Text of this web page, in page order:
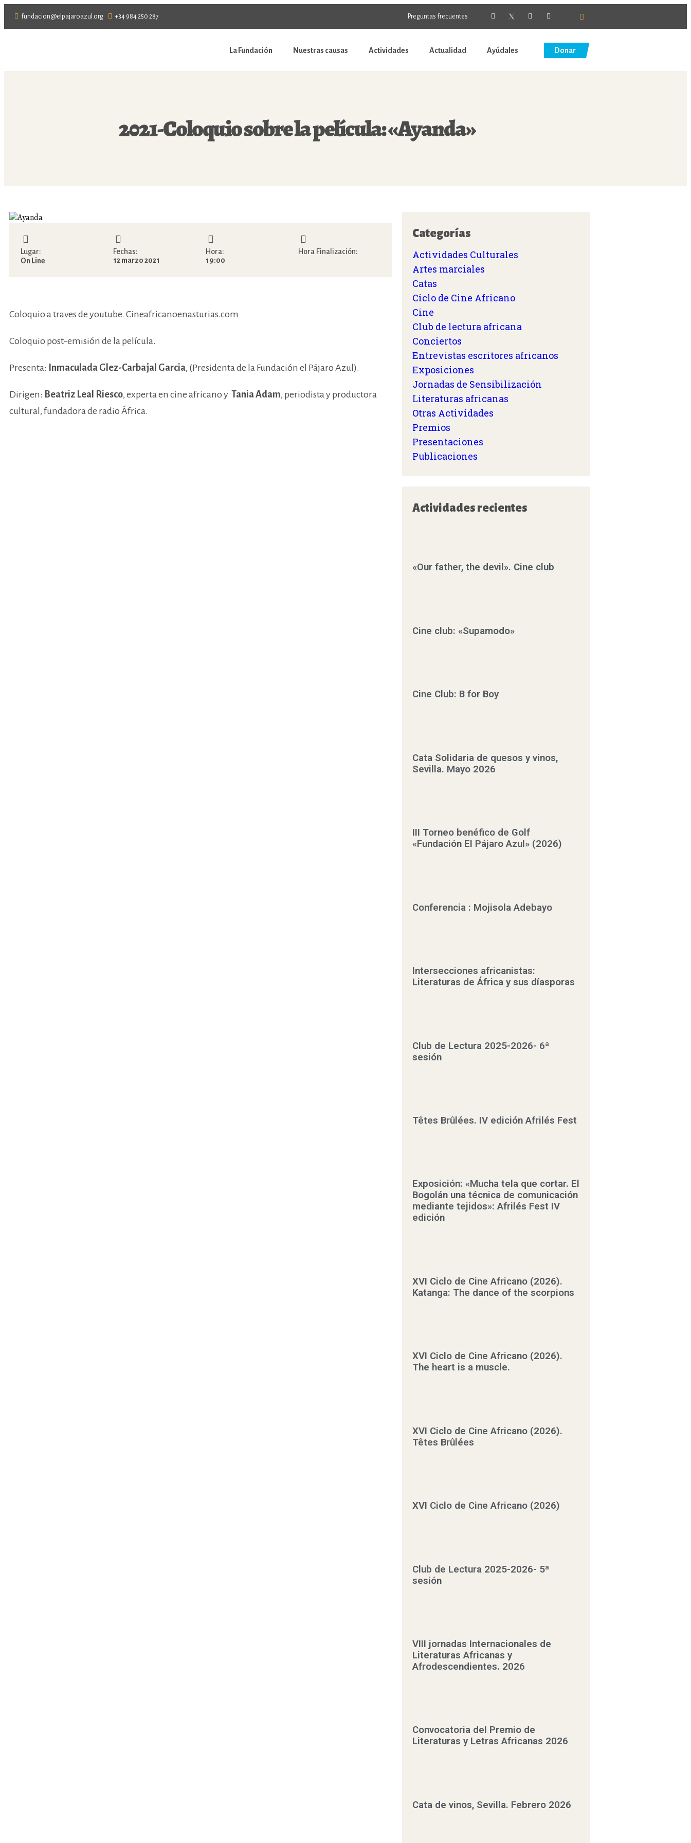
fundacion@elpajaroazul.org +34 984 250 287 Preguntas frecuentes
La Fundación Nuestras causas Actividades Actualidad Ayúdales Donar
2021-Coloquio sobre la película: «Ayanda»
Lugar:
On Line
Fechas:
12 marzo 2021
Hora:
19:00
Hora Finalización:
Coloquio a traves de youtube. Cineafricanoenasturias.com
Coloquio post-emisión de la película.
Presenta: Inmaculada Glez-Carbajal Garcia, (Presidenta de la Fundación el Pájaro Azul).
Dirigen: Beatriz Leal Riesco, experta en cine africano y Tania Adam, periodista y productora
cultural, fundadora de radio África.
Categorías
Actividades Culturales
Artes marciales
Catas
Ciclo de Cine Africano
Cine
Club de lectura africana
Conciertos
Entrevistas escritores africanos
Exposiciones
Jornadas de Sensibilización
Literaturas africanas
Otras Actividades
Premios
Presentaciones
Publicaciones
Actividades recientes
«Our father, the devil». Cine club
Cine club: «Supamodo»
Cine Club: B for Boy
Cata Solidaria de quesos y vinos,
Sevilla. Mayo 2026
III Torneo benéfico de Golf
«Fundación El Pájaro Azul» (2026)
Conferencia : Mojisola Adebayo
Intersecciones africanistas:
Literaturas de África y sus díasporas
Club de Lectura 2025-2026- 6ª
sesión
Têtes Brûlées. IV edición Afrilés Fest
Exposición: «Mucha tela que cortar. El
Bogolán una técnica de comunicación
mediante tejidos»: Afrilés Fest IV
edición
XVI Ciclo de Cine Africano (2026).
Katanga: The dance of the scorpions
XVI Ciclo de Cine Africano (2026).
The heart is a muscle.
XVI Ciclo de Cine Africano (2026).
Têtes Brûlées
XVI Ciclo de Cine Africano (2026)
Club de Lectura 2025-2026- 5ª
sesión
VIII jornadas Internacionales de
Literaturas Africanas y
Afrodescendientes. 2026
Convocatoria del Premio de
Literaturas y Letras Africanas 2026
Cata de vinos, Sevilla. Febrero 2026